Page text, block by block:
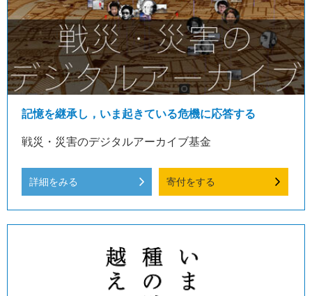
記憶を継承し，いま起きている危機に応答する
戦災・災害のデジタルアーカイブ基金
詳細をみる 寄付をする